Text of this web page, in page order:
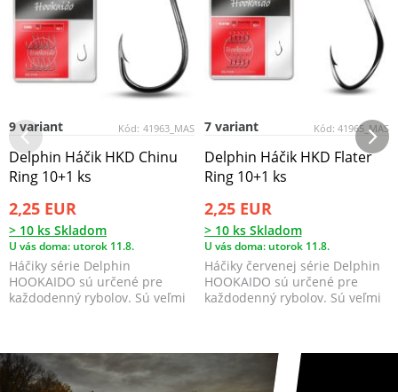
Kód: 41963_MAS
9 variant
Delphin Háčik HKD Chinu
Ring 10+1 ks
2,25 EUR
> 10 ks Skladom
U vás doma: utorok 11.8.
Háčiky série Delphin
HOOKAIDO sú určené pre
každodenný rybolov. Sú veľmi
Kód: 41965_MAS
7 variant
Delphin Háčik HKD Flater
Ring 10+1 ks
2,25 EUR
> 10 ks Skladom
U vás doma: utorok 11.8.
Háčiky červenej série Delphin
HOOKAIDO sú určené pre
každodenný rybolov. Sú veľmi